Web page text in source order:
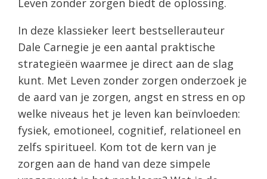
In deze klassieker leert bestsellerauteur
Dale Carnegie je een aantal praktische
strategieën waarmee je direct aan de slag
kunt. Met Leven zonder zorgen onderzoek je
de aard van je zorgen, angst en stress en op
welke niveaus het je leven kan beïnvloeden:
fysiek, emotioneel, cognitief, relationeel en
zelfs spiritueel. Kom tot de kern van je
zorgen aan de hand van deze simpele